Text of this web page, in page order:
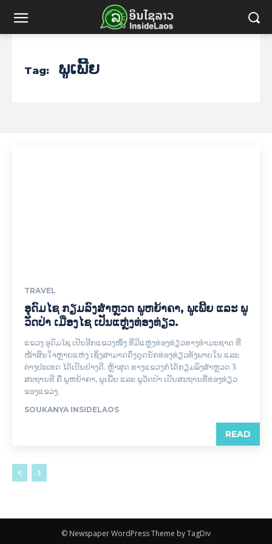
Tag: ພູເພີ້ຍ
TRAVEL
ອຸດົມໄຊ ກຽມລົງສຳຫຼວດ ພູຫຍ້າຄາ, ພູເພີ້ຍ ແລະ ພູ
ວັດປ່າ ເມືອງໄຊ ເປັນແຫຼ່ງທ່ອງທ່ຽວ.
ແຂວງ ອຸດົມໄຊ ເປັນອີກແຂວງໜຶ່ງ ທີ່ມີແຫຼ່ງທ່ອງທ່ຽວທາງທຳມະຊາດ ທີ່
ໜ້າສົນໃຈຫຼາຍແຫ່ງ ເຊິ່ງສາມາດດຶງດູດນັກທ່ອງທ່ຽວທັງພາຍໃນ ແລະ
ຕ່າງປະເທດ ໄດ້ເປັນຢ່າງດີ. ຫຼ້າສຸດ ທາງແຂວງກໍໄດ້ກຽມລົງສຳຫຼວດ 3
ສະຖານທີ ຄື ພູຫຍ້າຄາ, ພູເພີ້ຍ ແລະ ພູວັດປ່າ ເປັນສະຖານທີ່ທ່ອງທ່ຽວ
ຂອງແຂວງ.
SOUKANYA INSIDELAOS
READ
© Newspaper WordPress Theme by TagDiv